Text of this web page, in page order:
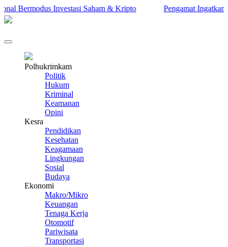
Investasi Saham & Kripto Pengamat Ingatkan
Polhukrimkam
Politik
Hukum
Kriminal
Keamanan
Opini
Kesra
Pendidikan
Kesehatan
Keagamaan
Lingkungan
Sosial
Budaya
Ekonomi
Makro/Mikro
Keuangan
Tenaga Kerja
Otomotif
Pariwisata
Transportasi